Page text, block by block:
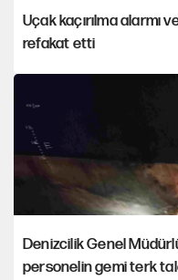
Uçak kaçırılma alarmı
refakat etti
Denizcilik Genel
personelin gemi terk